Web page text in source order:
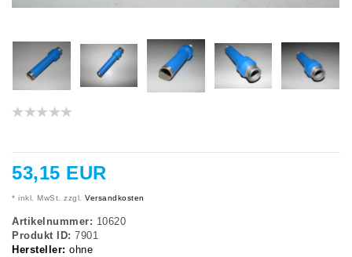
53,15 EUR
* inkl. MwSt. zzgl. Versandkosten
Artikelnummer: 10620
Produkt ID: 7901
Hersteller: ohne